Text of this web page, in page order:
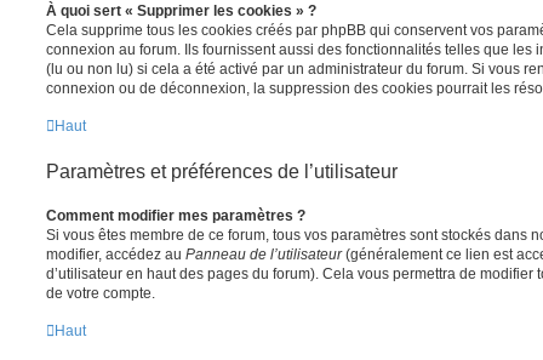
À quoi sert « Supprimer les cookies » ?
Cela supprime tous les cookies créés par phpBB qui conservent vos
connexion au forum. Ils fournissent aussi des fonctionnalités telles que les
(lu ou non lu) si cela a été activé par un administrateur du forum. Si vous
connexion ou de déconnexion, la suppression des cookies pourrait les
Haut
Paramètres et préférences de l’utilisateur
Comment modifier mes paramètres ?
Si vous êtes membre de ce forum, tous vos paramètres sont stockés dans
modifier, accédez au Panneau de l’utilisateur(généralement ce lien est
d’utilisateur en haut des pages du forum). Cela vous permettra de modifier
de votre compte.
Haut